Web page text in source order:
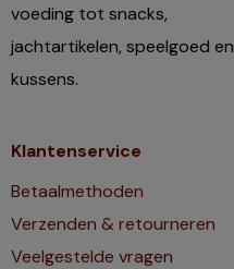
voeding tot snacks,
jachtartikelen, speelgoed en
kussens.
Klantenservice
Betaalmethoden
Verzenden & retourneren
Veelgestelde vragen